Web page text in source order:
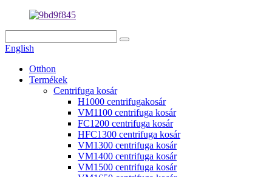
English
Otthon
Termékek
Centrifuga kosár
H1000 centrifugakosár
VM1100 centrifuga kosár
FC1200 centrifuga kosár
HFC1300 centrifuga kosár
VM1300 centrifuga kosár
VM1400 centrifuga kosár
VM1500 centrifuga kosár